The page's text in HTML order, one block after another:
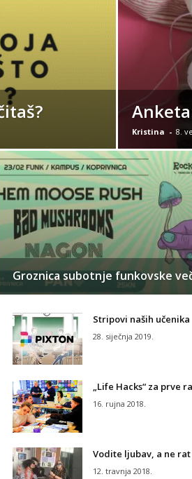
Kristina - 8.
Groznica subotnje funkovske
Stripovi naših učenika
28. siječnja 2019.
„Life Hacks“ za prve
16. rujna 2018.
Vodite ljubav, a ne rat
12. travnja 2018.